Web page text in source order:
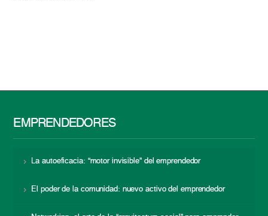
EMPRENDEDORES
La autoeficacia: “motor invisible” del emprendedor
El poder de la comunidad: nuevo activo del emprendedor